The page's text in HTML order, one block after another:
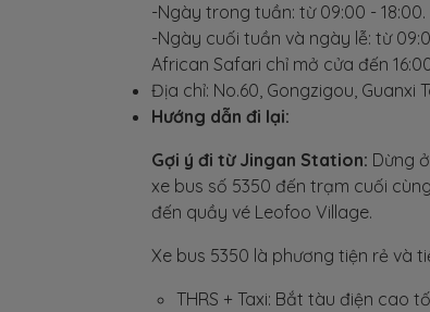
-Ngày trong tuần: từ 09:00 - 18:00.
-Ngày cuối tuần và ngày lễ: từ
African Safari chỉ mở cửa đến
Địa chỉ: No.60, Gongzigou, Guanxi
Hướng dẫn đi lại:
Gợi ý đi từ Jingan Station: Dừng
xe bus số 5350 đến trạm cuối
đến quầy vé Leofoo Village.
Xe bus 5350 là phương tiện rẻ và
THRS + Taxi: Bắt tàu điện cao